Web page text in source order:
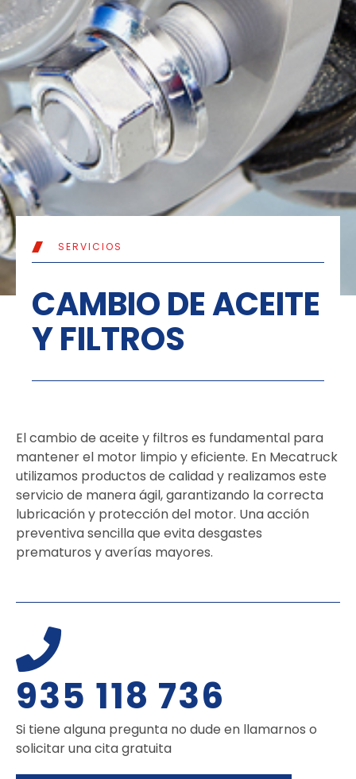
SERVICIOS
CAMBIO DE ACEITE
Y FILTROS
El cambio de aceite y filtros es fundamental para
mantener el motor limpio y eficiente. En Mecatruck
utilizamos productos de calidad y realizamos este
servicio de manera ágil, garantizando la correcta
lubricación y protección del motor. Una acción
preventiva sencilla que evita desgastes
prematuros y averías mayores.
935 118 736
Si tiene alguna pregunta no dude en llamarnos o
solicitar una cita gratuita